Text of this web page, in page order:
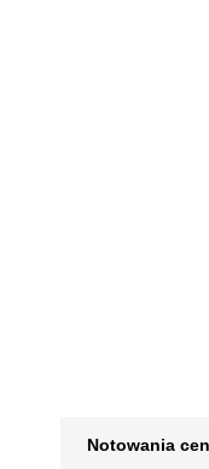
Notowania